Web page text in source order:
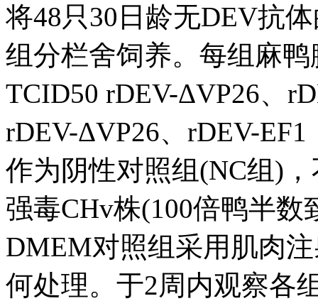
将48只30日龄无DEV抗
组分栏舍饲养。每组麻
TCID50 rDEV-ΔVP26、
rDEV-ΔVP26、rDEV-
作为阴性对照组(NC组)
强毒CHv株(100倍鸭半数
DMEM对照组采用肌肉
何处理。于2周内观察各